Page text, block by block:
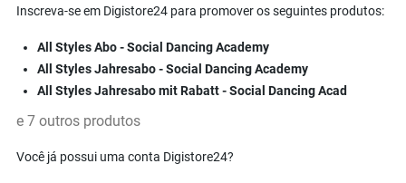
Inscreva-se em Digistore24 para promover os seguintes produtos:
All Styles Abo - Social Dancing Academy
All Styles Jahresabo - Social Dancing Academy
All Styles Jahresabo mit Rabatt - Social Dancing Acad
e 7 outros produtos
Você já possui uma conta Digistore24?